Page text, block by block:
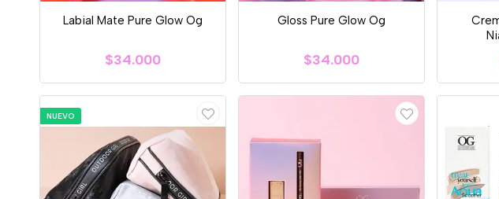
Labial Mate Pure Glow Og
$34.000
Gloss Pure Glow Og
$34.000
NUEVO